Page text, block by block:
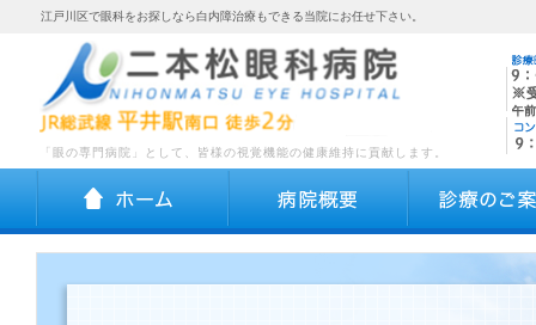
江戸川区で眼科をお探しなら白内障治療もできる当院にお任せ下さい。
「眼の専門病院」として、皆様の視覚機能の健康維持に貢献します。